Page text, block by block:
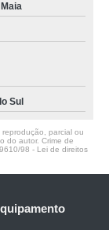
Sul
parcial ou
do autor. Crime de
98 - Lei de direitos